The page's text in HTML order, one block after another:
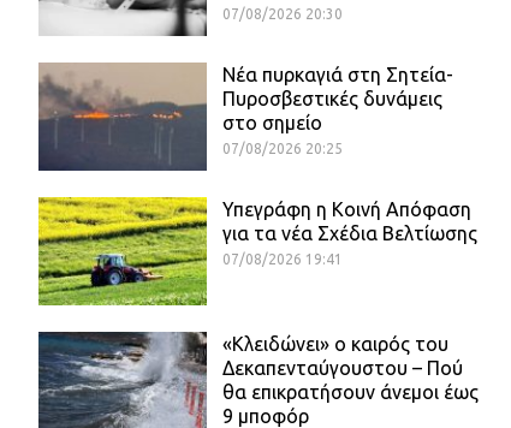
07/08/2026 20:30
Νέα πυρκαγιά στη Σητεία-
Πυροσβεστικές δυνάμεις
στο σημείο
07/08/2026 20:25
Υπεγράφη η Κοινή Απόφαση
για τα νέα Σχέδια Βελτίωσης
07/08/2026 19:41
«Κλειδώνει» ο καιρός του
Δεκαπενταύγουστου – Πού
θα επικρατήσουν άνεμοι έως
9 μποφόρ